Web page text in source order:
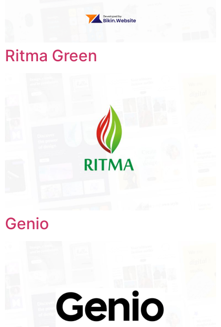
Ritma Green
Genio